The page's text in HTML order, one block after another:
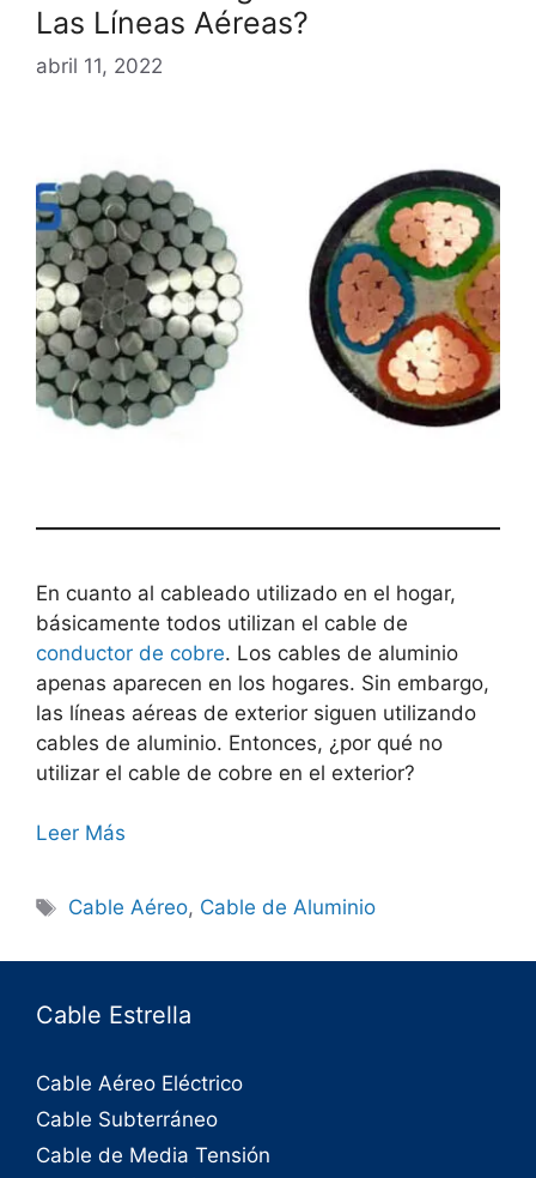
Las Líneas Aéreas?
abril 11, 2022
En cuanto al cableado utilizado en el hogar,
básicamente todos utilizan el cable de
conductor de cobre. Los cables de aluminio
apenas aparecen en los hogares. Sin embargo,
las líneas aéreas de exterior siguen utilizando
cables de aluminio. Entonces, ¿por qué no
utilizar el cable de cobre en el exterior?
Leer Más
Cable Aéreo, Cable de Aluminio
Cable Estrella
Cable Aéreo Eléctrico
Cable Subterráneo
Cable de Media Tensión